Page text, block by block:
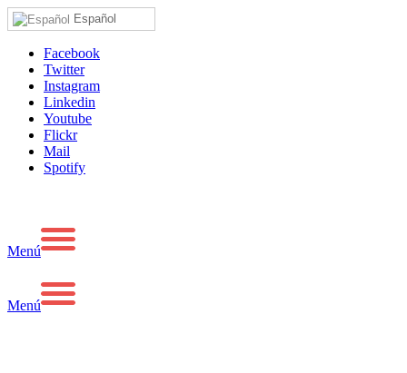
Español
Facebook
Twitter
Instagram
Linkedin
Youtube
Flickr
Mail
Spotify
Menú
Menú